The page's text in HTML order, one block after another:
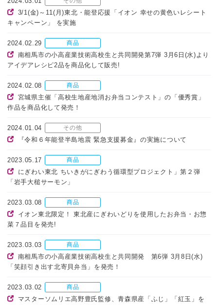
3/1(金)～11(月)東北・能登応援「イオン 幸せの黄色いレシート
キャンペーン」 を実施
2024.02.29 商品
南相馬市の小高産業技術高校生と共同開発第7弾 3月6日(水)より
アイデアレシピ2品を商品化して販売!
2024.02.08 商品
宮城県主催「高校生地産地消お弁当コンテスト」の「優秀賞」
作品を商品化して発売！
2024.01.04 その他
『令和６年能登半島地震 緊急支援募金』の実施について
2023.05.17 商品
にぎわい東北 ちいきがにぎわう循環型プロジェクト」第２弾
「岩手大槌サーモン」
2023.03.08 商品
イオン東北限定！ 東北産にぎわいどりを使用したお弁当・お惣
菜７品目を発売!
2023.03.03 商品
南相馬市の小高産業技術高校生と共同開発 第6弾 3月8日(水)
「笑顔引き出す北寄貝弁当」を発売！
2023.03.02 商品
マスターソムリエ高野豊氏監修、青森県産「ふじ」「紅玉」を